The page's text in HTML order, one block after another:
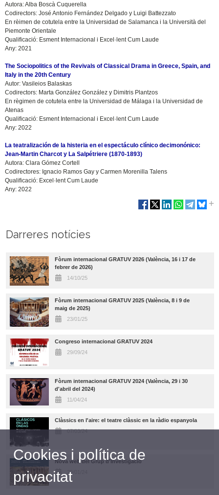
Autora: Alba Boscà Cuquerella
Codirectors: José Antonio Fernández Delgado y Luigi Battezzato
En rèimen de cotutela entre la Universidad de Salamanca i la Università del
Piemonte Orientale
Qualificació: Esment Internacional i Excel·lent Cum Laude
Any: 2021
The Sociopolitics of the Revivals of Classical Drama in Greece, Spain, and
Italy in the 20th Century
Autor: Vasileios Balaskas
Codirectors: Marta González González y Dimitris Plantzos
En règimen de cotutela entre la Universidad de Málaga i la Universidad de
Atenas
Qualificació: Esment Internacional i Excel·lent Cum Laude
Any: 2022
La teatralización de la histeria en el espectáculo clínico decimonónico:
Jean-Martin Charcot y La Salpétriere (1870-1893)
Autora: Clara Gómez Cortell
Codirectores: Ignacio Ramos Gay y Carmen Morenilla Talens
Qualificació: Excel·lent Cum Laude
Any: 2022
Darreres notícies
Fòrum internacional GRATUV 2026 (València, 16 i 17 de
febrer de 2026)
14/10/25
Fòrum internacional GRATUV 2025 (València, 8 i 9 de
maig de 2025)
23/01/25
Congreso internacional GRATUV 2024
29/09/24
Fòrum internacional GRATUV 2024 (València, 29 i 30
d'abril del 2024)
11/04/24
Clàssics en l'aire: el teatre clàssic en la ràdio espanyola
07/03/24
Nova web del Grup d'Investigació
29/01/24
Cookies i política de
privacitat